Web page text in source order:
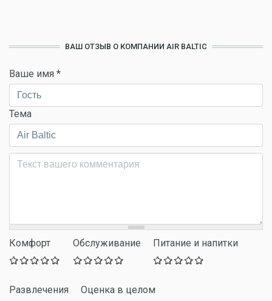
ВАШ ОТЗЫВ О КОМПАНИИ AIR BALTIC
Ваше имя *
Тема
Комментарий*
Комфорт Обслуживание Питание и напитки
Развлечения Оценка в целом